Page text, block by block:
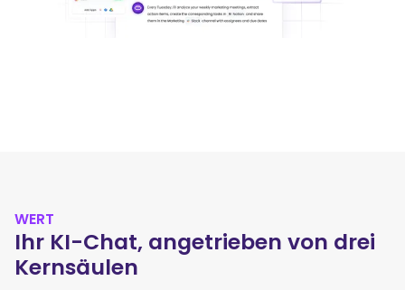
WERT
Ihr KI-Chat, angetrieben von drei
Kernsäulen